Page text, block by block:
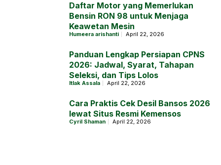
Daftar Motor yang Memerlukan
Bensin RON 98 untuk Menjaga
Keawetan Mesin
Humeera arishanti April 22, 2026
Panduan Lengkap Persiapan CPNS
2026: Jadwal, Syarat, Tahapan
Seleksi, dan Tips Lolos
Itlak Assala April 22, 2026
Cara Praktis Cek Desil Bansos 2026
lewat Situs Resmi Kemensos
Cyril Shaman April 22, 2026